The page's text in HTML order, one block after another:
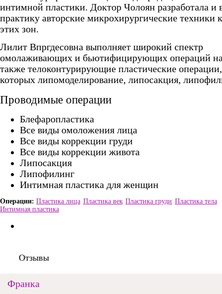
интимной пластики. Доктор Чолоян разработала и
практику авторские микрохирургические техники
этих зон.
Лилит Впргдесовна выполняет широкий спектр
омолаживающих и бьютифицирующих операций
также телоконтурирующие пластические
которых липомоделирование, липосакция,
Проводимые операции
Блефаропластика
Все виды омоложения лица
Все виды коррекции груди
Все виды коррекции живота
Липосакция
Липофилинг
Интимная пластика для женщин
Пластика лица Пластика век Пластика груди Пластика тела
Интимная пластика
Отзывы
Франка